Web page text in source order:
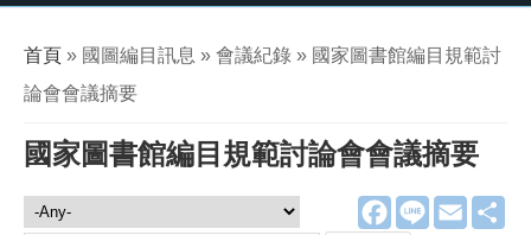
您在這裡
首頁 » 國圖編目訊息 » 會議紀錄 » 國家圖書館編目規範討
論會會議摘要
國家圖書館編目規範討論會會議摘要
F
a
L
E
m
國圖編目訊息